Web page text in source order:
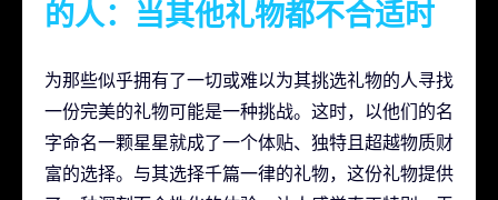
的人：当其他礼物都不合适时
为那些似乎拥有了一切或难以为其挑选礼物的人寻找
一份完美的礼物可能是一种挑战。这时，以他们的名
字命名一颗星星就成了一个体贴、独特且超越物质财
富的选择。与其选择千篇一律的礼物，这份礼物提供